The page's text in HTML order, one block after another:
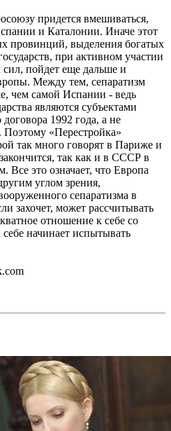
придется вмешиваться,
и Каталонии. Иначе этот
провинций, выделения богатых
при активном участии
пойдет еще дальше и
Между тем, сепаратизм
чем самой Испании - ведь
являются субъектами
1992 года, а не
«Перестройка»
так много говорят в Париже и
так как и в СССР в
Все это означает, что Европа
углом зрения,
сепаратизма в
захочет, может рассчитывать
отношение к себе со
начинает испытывать